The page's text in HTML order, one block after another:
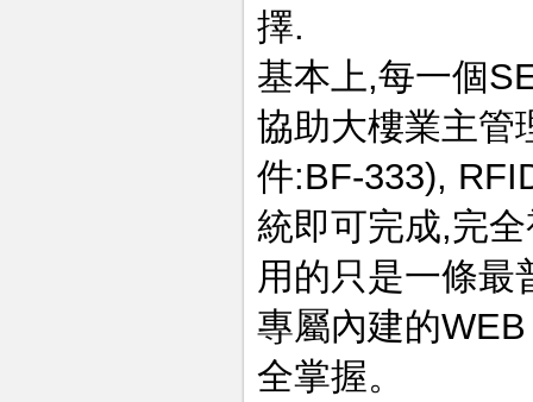
擇.
基本上,每一個
協助大樓業主管
件:BF-333),
統即可完成,完
用的只是一條最
專屬內建的
全掌握。